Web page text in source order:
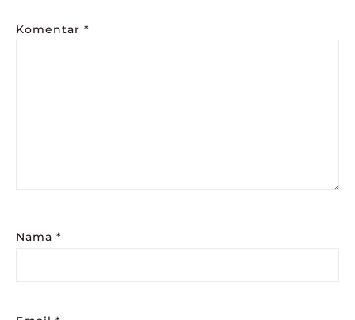
Komentar *
Nama *